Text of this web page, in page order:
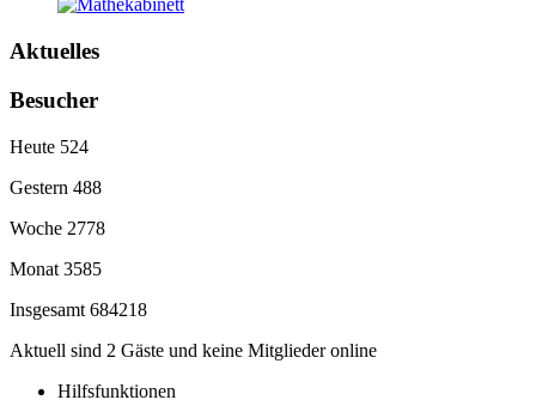
Aktuelles
Besucher
Heute 524
Gestern 488
Woche 2778
Monat 3585
Insgesamt 684218
Aktuell sind 2 Gäste und keine Mitglieder online
Hilfsfunktionen